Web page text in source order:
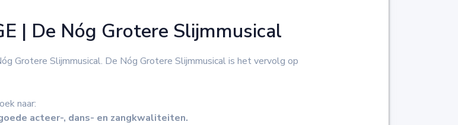
| De Nóg Grotere Slijmmusical
Grotere Slijmmusical. De Nóg Grotere Slijmmusical is het vervolg op
naar:
acteer-, dans- en zangkwaliteiten.